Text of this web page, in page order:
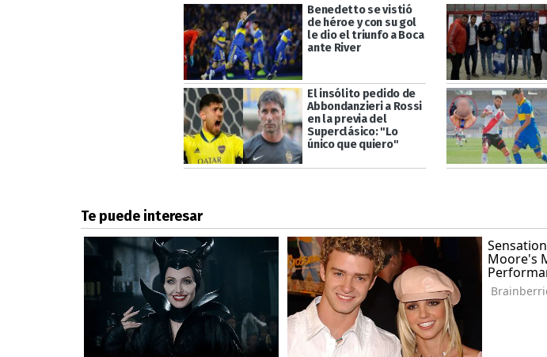
Benedetto se vistió
de héroe y con su gol
le dio el triunfo a Boca
ante River
El insólito pedido de
Abbondanzieri a Rossi
en la previa del
Superclásico: "Lo
único que quiero"